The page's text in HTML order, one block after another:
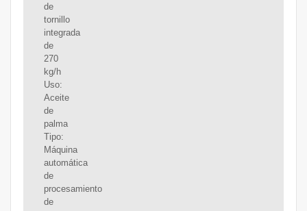
de
tornillo
integrada
de
270
kg/h
Uso:
Aceite
de
palma
Tipo:
Máquina
automática
de
procesamiento
de